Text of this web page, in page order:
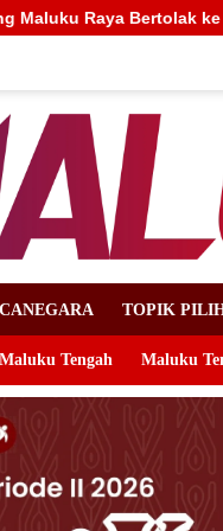
Alhidayat Wajo:
TOPIK
Maluku Tengah Maluku